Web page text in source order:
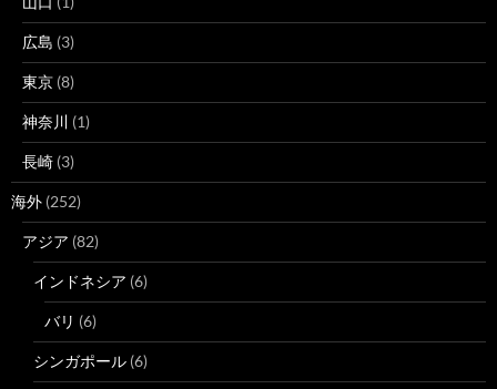
広島 (3)
東京 (8)
神奈川 (1)
長崎 (3)
海外 (252)
アジア (82)
インドネシア (6)
バリ (6)
シンガポール (6)